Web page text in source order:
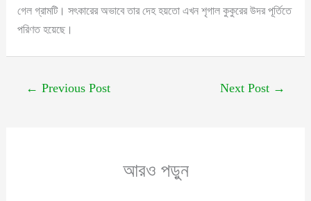
গেল গ্রামটি। সৎকারের অভাবে তার দেহ হয়তো এখন শৃগাল কুকুরের উদর পূর্তিতে
পরিণত হয়েছে।
← Previous Post Next Post →
আরও পড়ুন